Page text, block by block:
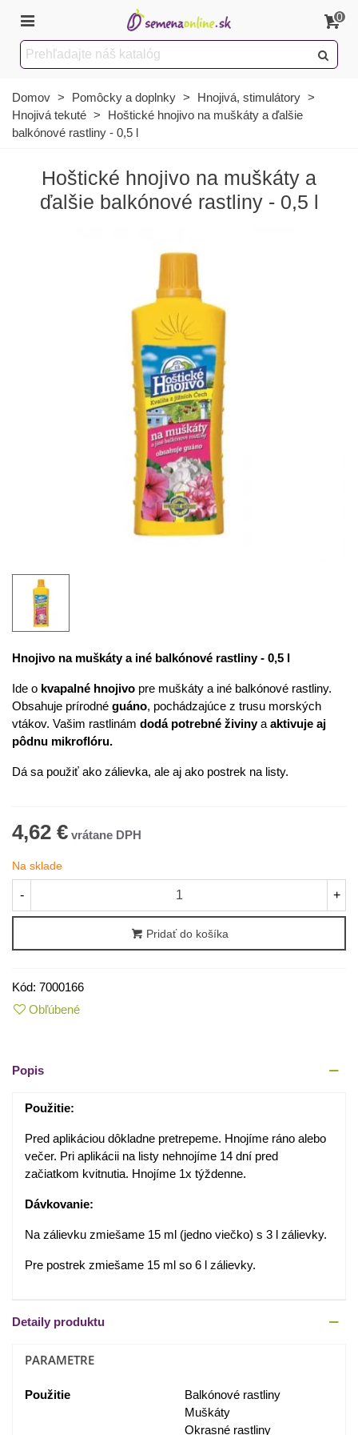
0
Domov > Pomôcky a doplnky > Hnojivá, stimulátory >
Hnojivá tekuté >
Hoštické hnojivo na muškáty a ďalšie
balkónové rastliny - 0,5 l
Hoštické hnojivo na muškáty a
ďalšie balkónové rastliny - 0,5 l
Hnojivo na muškáty a iné balkónové rastliny - 0,5 l
Ide o kvapalné hnojivo pre muškáty a iné balkónové rastliny.
Obsahuje prírodné guáno, pochádzajúce z trusu morských
vtákov. Vašim rastlinám dodá potrebné živinya aktivuje aj
pôdnu mikroflóru.
Dá sa použiť ako zálievka, ale aj ako postrek na listy.
4,62 €
Na sklade
- +
Pridať do košíka
Kód: 7000166
Obľúbené
Popis
Použitie:
Pred aplikáciou dôkladne pretrepeme. Hnojíme ráno alebo
večer. Pri aplikácii na listy nehnojíme 14 dní pred
začiatkom kvitnutia. Hnojíme 1x týždenne.
Dávkovanie:
Na zálievku zmiešame 15 ml (jedno viečko) s 3 l zálievky.
Pre postrek zmiešame 15 ml so 6 l zálievky.
Detaily produktu
PARAMETRE
Použitie
Balkónové rastliny
Muškáty
Okrasné rastliny